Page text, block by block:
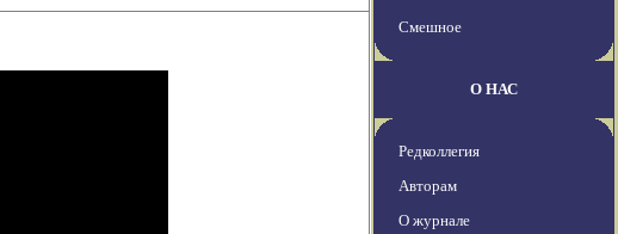
Смешное
О НАС
Редколлегия
Авторам
О журнале